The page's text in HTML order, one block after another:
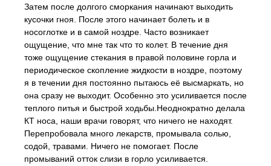
Затем после долгого сморкания начинают выходить
кусочки гноя. После этого начинает болеть и в
носоглотке и в самой ноздре. Часто возникает
ощущение, что мне так что то колет. В течение дня
тоже ощущение стекания в правой половине горла и
периодическое скопление жидкости в ноздре, поэтому
я в течении дня постоянно пытаюсь её высмаркать, но
она сразу не выходит. Особенно это усиливается после
теплого питья и быстрой ходьбы.Неоднократно делала
КТ носа, наши врачи говорят, что ничего не находят.
Перепробовала много лекарств, промывала солью,
содой, травами. Ничего не помогает. После
промываний отток слизи в горло усиливается.